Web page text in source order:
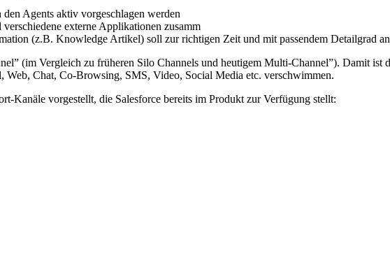
Agents aktiv vorgeschlagen werden
externe Applikationen zusamm
(z.B. Knowledge Artikel) soll zur richtigen Zeit und mit passendem Detailgrad
(im Vergleich zu früheren Silo Channels und heutigem Multi-Channel”). Damit ist
Web, Chat, Co-Browsing, SMS, Video, Social Media etc. verschwimmen.
Kanäle vorgestellt, die Salesforce bereits im Produkt zur Verfügung stellt: